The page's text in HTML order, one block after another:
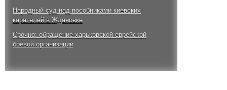
Народный суд над пособниками киевских
карателей в Ждановке
Срочно: обращение харьковской еврейской
боевой организации
2014 года